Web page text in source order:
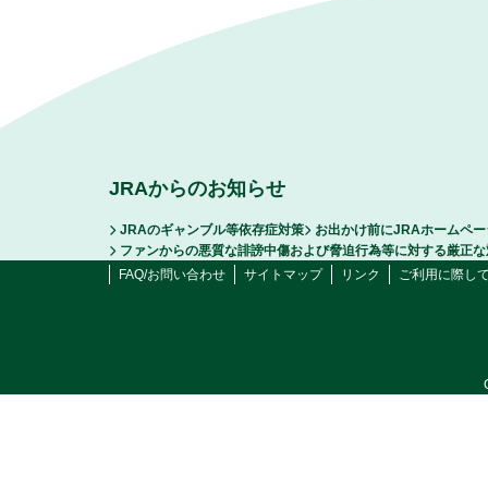
JRAからのお知らせ
JRAのギャンブル等依存症対策
お出かけ前にJRAホームペ
ファンからの悪質な誹謗中傷および脅迫行為等に対する厳正
FAQ/お問い合わせ
サイトマップ リンク ご利用に際し